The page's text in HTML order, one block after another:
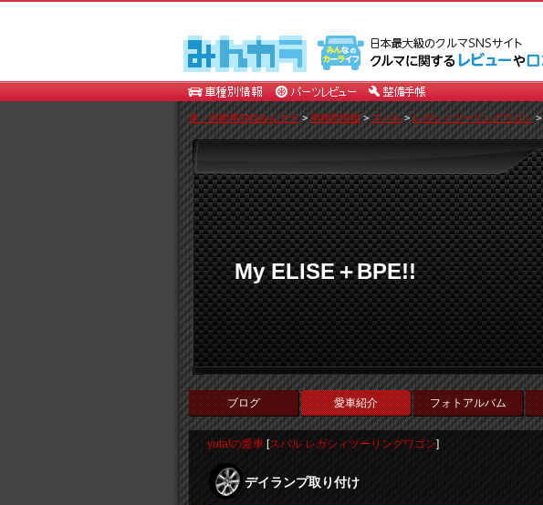
車・自動車SNSみんカラ>車種別情報>スバル >レガシィツーリングワゴン>
My ELISE＋BPE!!
ブログ 愛車紹介 フォトアルバム
yuta!の愛車 [スバル レガシィツーリングワゴン]
デイランプ取り付け